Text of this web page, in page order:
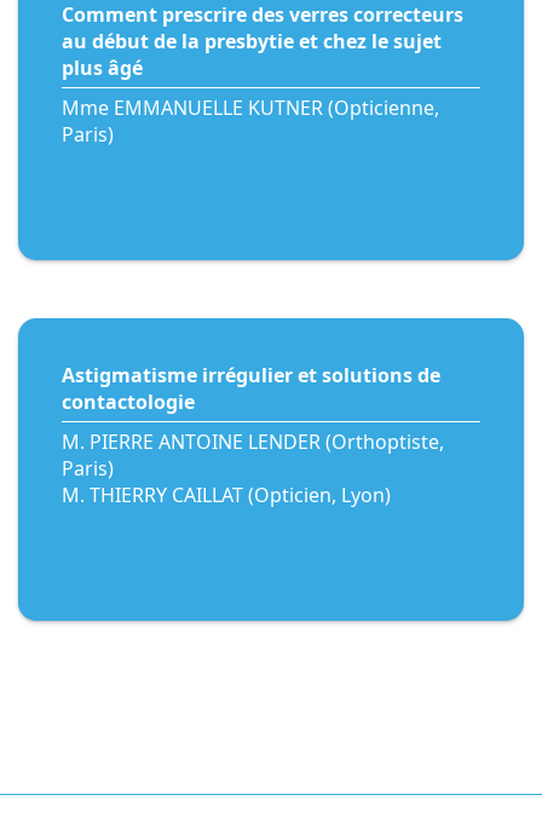
Comment prescrire des verres correcteurs
au début de la presbytie et chez le sujet
plus âgé
Mme EMMANUELLE KUTNER (Opticienne,
Paris)
Astigmatisme irrégulier et solutions de
contactologie
M. PIERRE ANTOINE LENDER (Orthoptiste,
Paris)
M. THIERRY CAILLAT (Opticien, Lyon)